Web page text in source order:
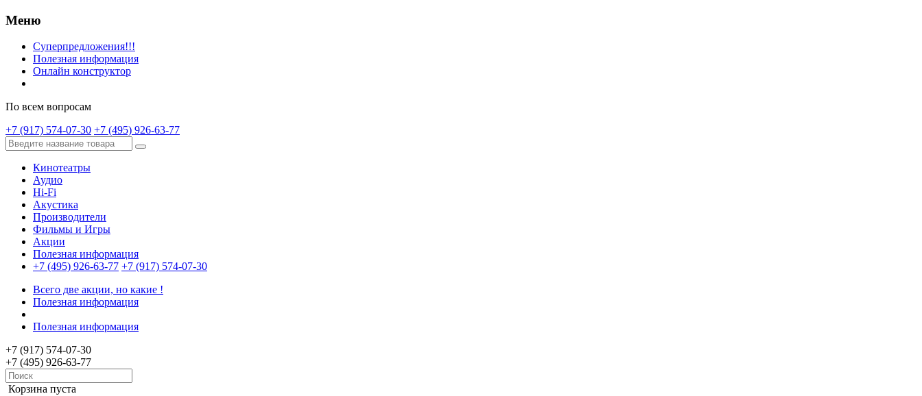
Меню
Суперпредложения!!!
Полезная информация
Онлайн конструктор
По всем вопросам
+7 (917) 574-07-30 +7 (495) 926-63-77
Кинотеатры
Аудио
Hi-Fi
Акустика
Производители
Фильмы и Игры
Акции
Полезная информация
+7 (495) 926-63-77 +7 (917) 574-07-30
Всего две акции, но какие !
Полезная информация
Полезная информация
+7 (917) 574-07-30
+7 (495) 926-63-77
Корзина пуста